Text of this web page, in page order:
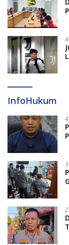
InfoHukum